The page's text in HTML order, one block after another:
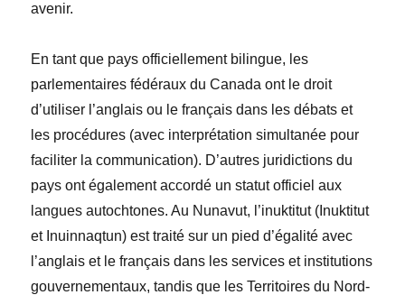
avenir.
En tant que pays officiellement bilingue, les
parlementaires fédéraux du Canada ont le droit
d’utiliser l’anglais ou le français dans les débats et
les procédures (avec interprétation simultanée pour
faciliter la communication). D’autres juridictions du
pays ont également accordé un statut officiel aux
langues autochtones. Au Nunavut, l’inuktitut (Inuktitut
et Inuinnaqtun) est traité sur un pied d’égalité avec
l’anglais et le français dans les services et institutions
gouvernementaux, tandis que les Territoires du Nord-